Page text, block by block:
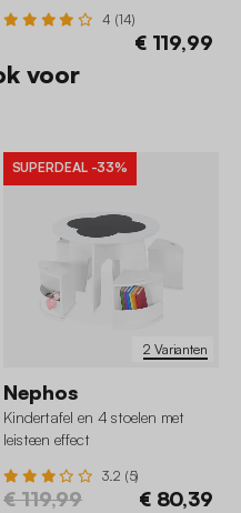
4 (14)
€ 119,99
voor
2 Varianten
SUPERDEAL -33%
Nephos
Kindertafel en 4 stoelen met
leisteen effect
3.2 (5)
€ 119,99 € 80,39